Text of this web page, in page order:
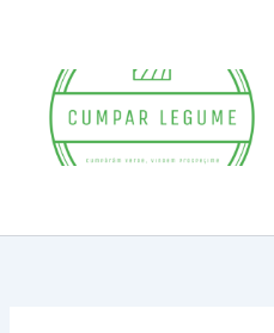
content